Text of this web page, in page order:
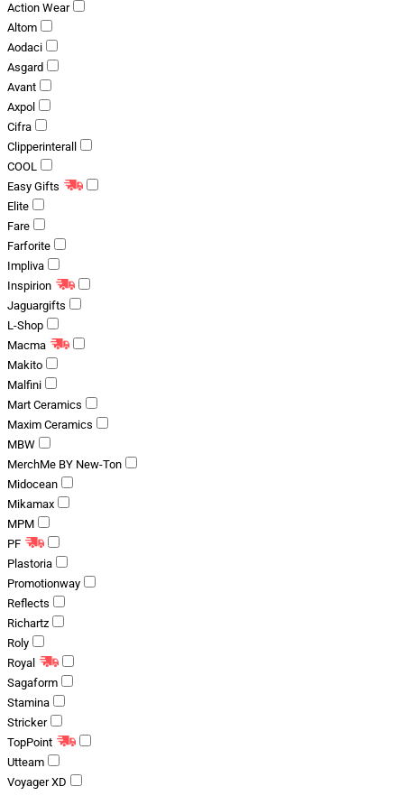
Action Wear
Altom
Aodaci
Asgard
Avant
Axpol
Cifra
Clipperinterall
COOL
Easy Gifts
Elite
Fare
Farforite
Impliva
Inspirion
Jaguargifts
L-Shop
Macma
Makito
Malfini
Mart Ceramics
Maxim Ceramics
MBW
MerchMe BY New-Ton
Midocean
Mikamax
MPM
PF
Plastoria
Promotionway
Reflects
Richartz
Roly
Royal
Sagaform
Stamina
Stricker
TopPoint
Utteam
Voyager XD